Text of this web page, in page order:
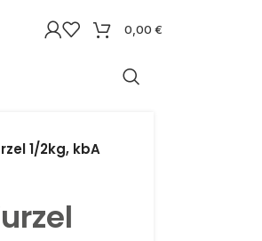
0,00 €
1/2kg, kbA